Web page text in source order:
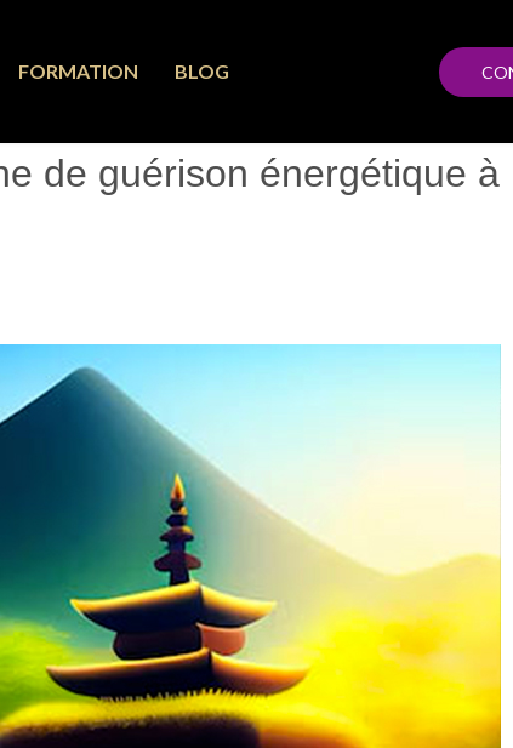
FORMATION BLOG
de guérison énergétique à